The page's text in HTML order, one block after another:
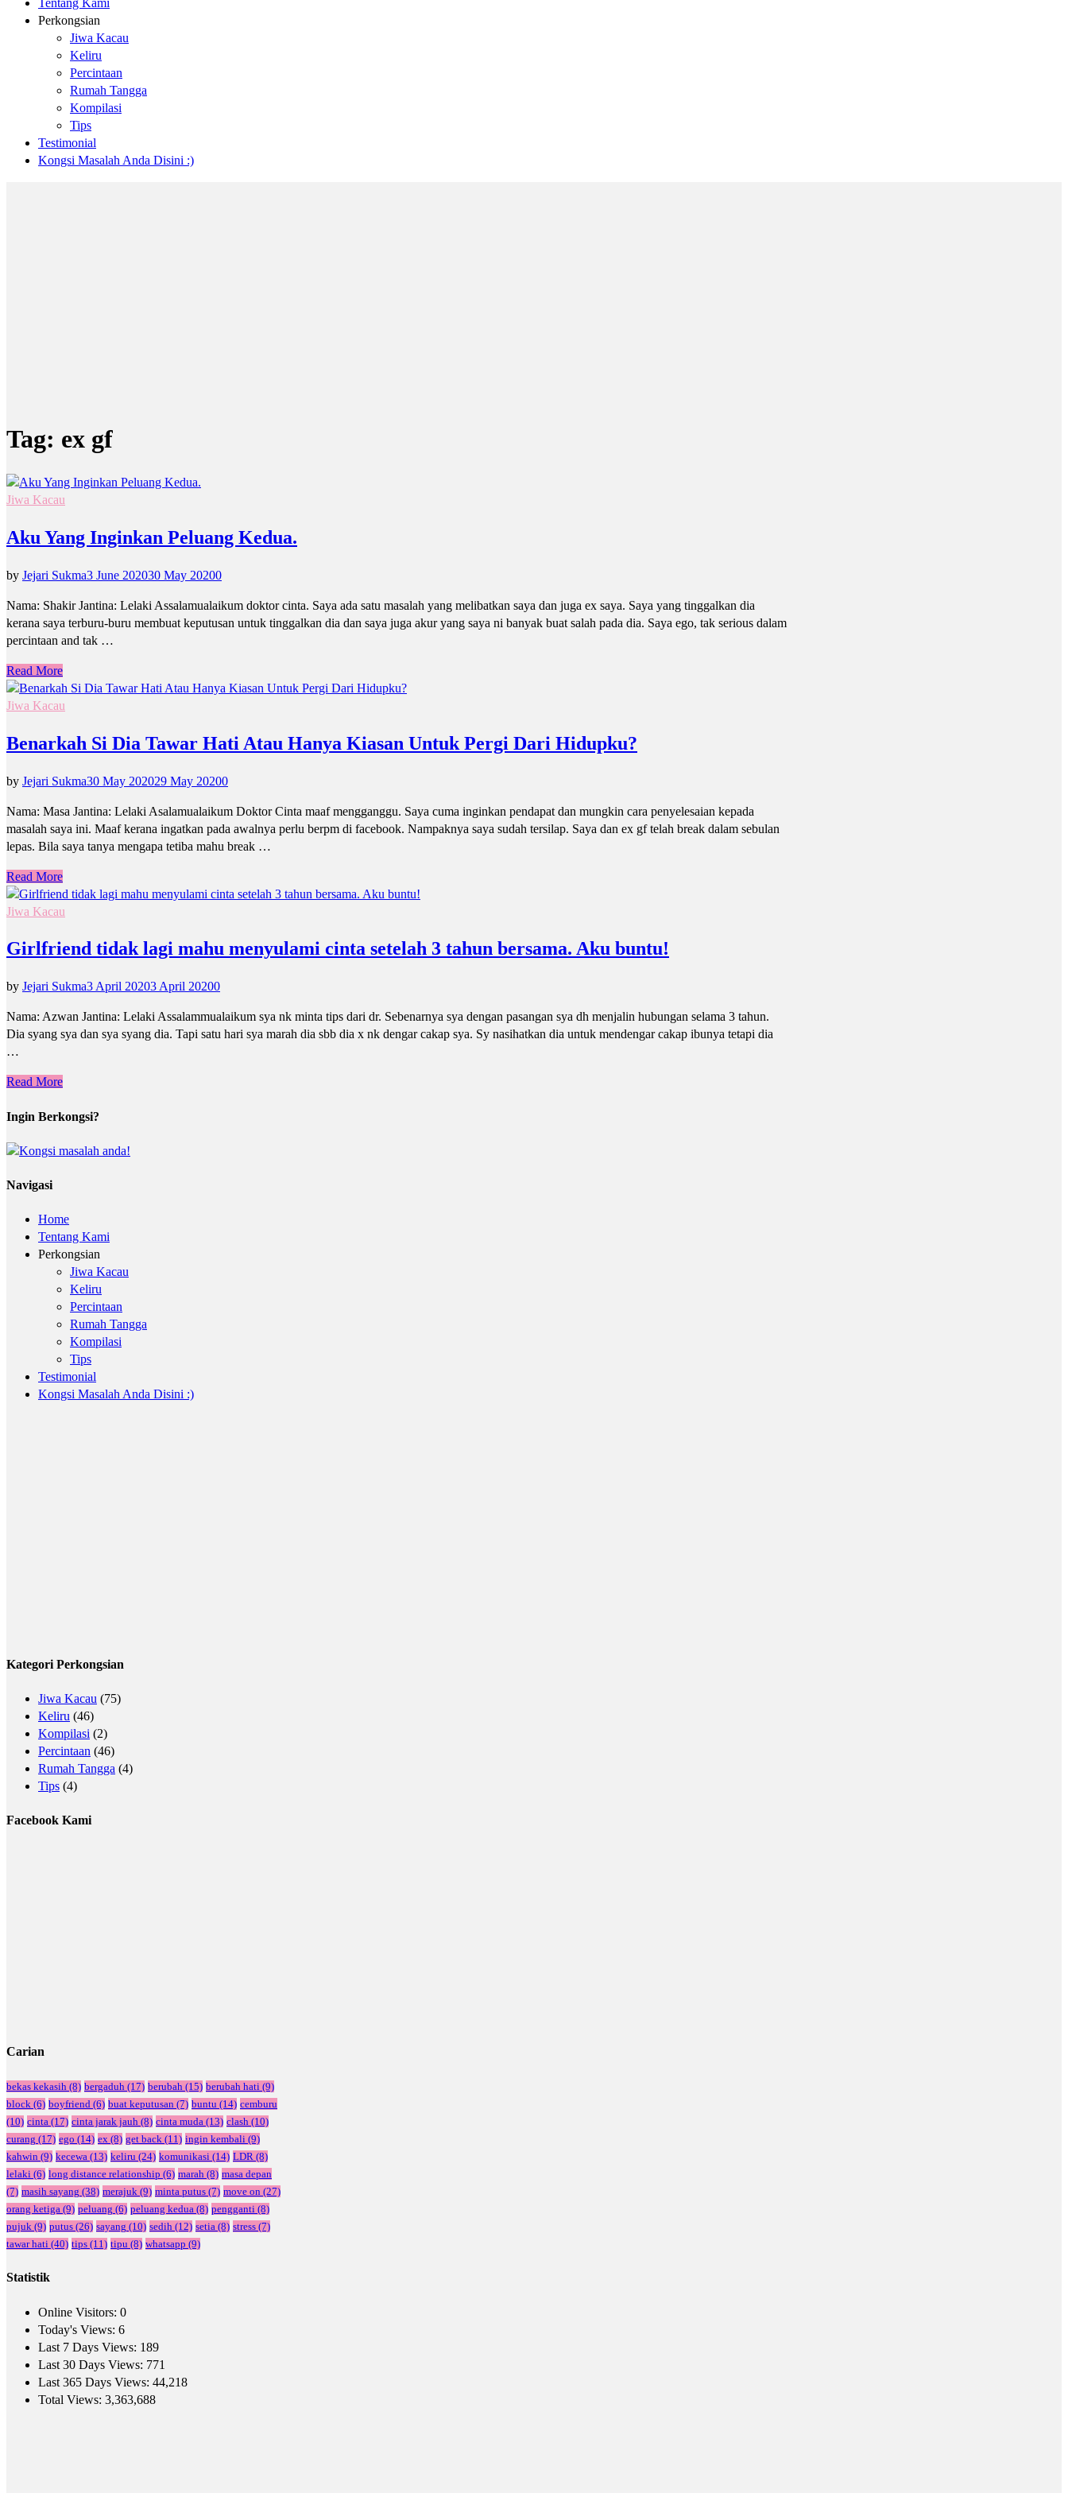
Tentang Kami
Perkongsian
Jiwa Kacau
Keliru
Percintaan
Rumah Tangga
Kompilasi
Tips
Testimonial
Kongsi Masalah Anda Disini :)
Tag: ex gf
Jiwa Kacau
Aku Yang Inginkan Peluang Kedua.
by Jejari Sukma3 June 202030 May 20200
Nama: Shakir Jantina: Lelaki Assalamualaikum doktor cinta. Saya ada satu masalah yang melibatkan saya dan juga ex saya. Saya yang tinggalkan dia
kerana saya terburu-buru membuat keputusan untuk tinggalkan dia dan saya juga akur yang saya ni banyak buat salah pada dia. Saya ego, tak serious dalam
percintaan and tak …
Read More
Jiwa Kacau
Benarkah Si Dia Tawar Hati Atau Hanya Kiasan Untuk Pergi Dari Hidupku?
by Jejari Sukma30 May 202029 May 20200
Nama: Masa Jantina: Lelaki Asalamualaikum Doktor Cinta maaf mengganggu. Saya cuma inginkan pendapat dan mungkin cara penyelesaian kepada
masalah saya ini. Maaf kerana ingatkan pada awalnya perlu berpm di facebook. Nampaknya saya sudah tersilap. Saya dan ex gf telah break dalam sebulan
lepas. Bila saya tanya mengapa tetiba mahu break …
Read More
Jiwa Kacau
Girlfriend tidak lagi mahu menyulami cinta setelah 3 tahun bersama. Aku buntu!
by Jejari Sukma3 April 20203 April 20200
Nama: Azwan Jantina: Lelaki Assalammualaikum sya nk minta tips dari dr. Sebenarnya sya dengan pasangan sya dh menjalin hubungan selama 3 tahun.
Dia syang sya dan sya syang dia. Tapi satu hari sya marah dia sbb dia x nk dengar cakap sya. Sy nasihatkan dia untuk mendengar cakap ibunya tetapi dia
…
Read More
Ingin Berkongsi?
Navigasi
Home
Tentang Kami
Perkongsian
Jiwa Kacau
Keliru
Percintaan
Rumah Tangga
Kompilasi
Tips
Testimonial
Kongsi Masalah Anda Disini :)
Kategori Perkongsian
Jiwa Kacau (75)
Keliru (46)
Kompilasi (2)
Percintaan (46)
Rumah Tangga (4)
Tips (4)
Facebook Kami
Carian
bekas kekasih (8) bergaduh (17) berubah (15) berubah hati (9)
block (6) boyfriend (6) buat keputusan (7) buntu (14) cemburu
(10) cinta (17) cinta jarak jauh (8) cinta muda (13) clash (10)
curang (17) ego (14) ex (8) get back (11) ingin kembali (9)
kahwin (9) kecewa (13) keliru (24) komunikasi (14) LDR (8)
lelaki (6) long distance relationship (6) marah (8) masa depan
(7) masih sayang (38) merajuk (9) minta putus (7) move on (27)
orang ketiga (9) peluang (6) peluang kedua (8) pengganti (8)
pujuk (9) putus (26) sayang (10) sedih (12) setia (8) stress (7)
tawar hati (40) tips (11) tipu (8) whatsapp (9)
Statistik
Online Visitors: 0
Today's Views: 6
Last 7 Days Views: 189
Last 30 Days Views: 771
Last 365 Days Views: 44,218
Total Views: 3,363,688